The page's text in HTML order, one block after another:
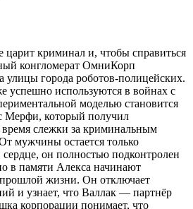
царит криминал и, чтобы справиться
конгломерат ОмниКорп
улицы города роботов-полицейских.
успешно используются в войнах с
моделью становится
Мерфи, который получил
время слежки за криминальным
мужчины остается только
сердце, он полностью подконтролен
в памяти Алекса начинают
жизни. Он отключает
и узнает, что Валлак — партнёр
корпорации понимает, что